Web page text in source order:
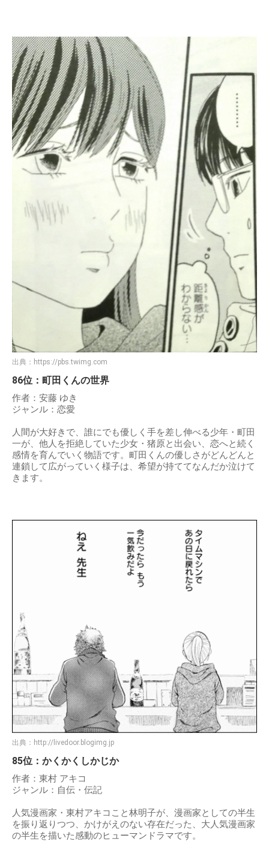
出典： https://pbs.twimg.com
86位：町田くんの世界
作者：安藤 ゆき
ジャンル：恋愛
人間が大好きで、誰にでも優しく手を差し伸べる少年・町田
一が、他人を拒絶していた少女・猪原と出会い、恋へと続く
感情を育んでいく物語です。町田くんの優しさがどんどんと
連鎖して広がっていく様子は、希望が持ててなんだか泣けて
きます。
出典： http://livedoor.blogimg.jp
85位：かくかくしかじか
作者：東村 アキコ
ジャンル：自伝・伝記
人気漫画家・東村アキコこと林明子が、漫画家としての半生
を振り返りつつ、かけがえのない存在だった、大人気漫画家
の半生を描いた感動のヒューマンドラマです。